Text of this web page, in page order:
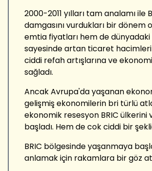
2000-2011 yılları tam analamı ile
damgasını vurdukları bir dönem
emtia fiyatları hem de
sayesinde artan ticaret hacimleri
ciddi refah artışlarına ve
sağladı.
Ancak Avrupa'da yaşanan
gelişmiş ekonomilerin bri türlü
ekonomik resesyon BRIC ülkerini
başladı. Hem de cok ciddi bir
BRIC bölgesinde yaşanmaya
anlamak için rakamlara bir göz